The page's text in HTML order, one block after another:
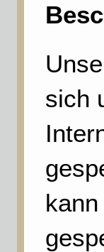
sich